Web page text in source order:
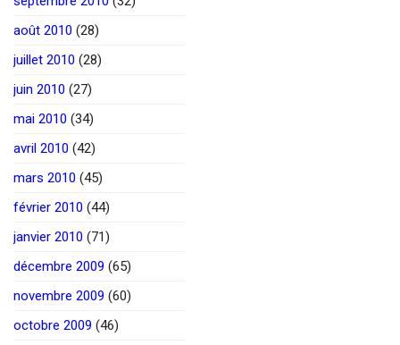
août 2010 (28)
juillet 2010 (28)
juin 2010 (27)
mai 2010 (34)
avril 2010 (42)
mars 2010 (45)
février 2010 (44)
janvier 2010 (71)
décembre 2009 (65)
novembre 2009 (60)
octobre 2009 (46)